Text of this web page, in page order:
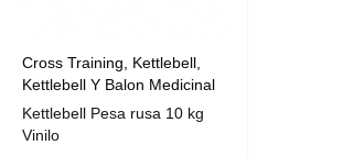
Cross Training Kettlebell
Kettlebell Y Balon Medicinal
Kettlebell Pesa rusa 10 kg
Vinilo